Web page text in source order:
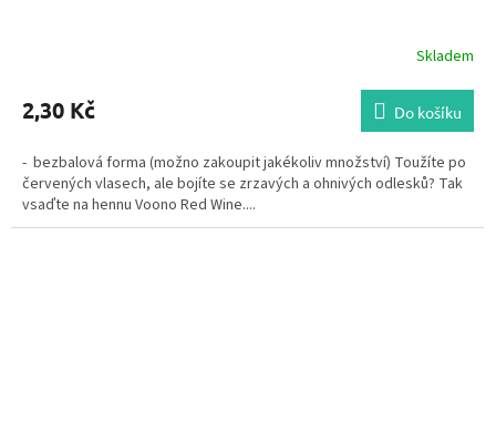
Skladem
2,30 Kč Do košíku
- bezbalová forma (možno zakoupit jakékoliv množství) Toužíte po
červených vlasech, ale bojíte se zrzavých a ohnivých odlesků? Tak
vsaďte na hennu Voono Red Wine....